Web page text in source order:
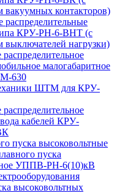
вакуумных контакторов)
КРУ-РН-6-ВНТ (с
выключателей нагрузки)
малогабаритное
630
ШТМ для КРУ-
кабелей КРУ-
пуска высоковольтные
пуска
УППВ-РН-6(10)кВ
высоковольтных